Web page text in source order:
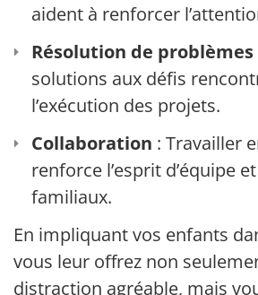
aident à renforcer
Résolution de problèmes
solutions aux défis
l’exécution des projets.
Collaboration : Travailler
renforce l’esprit d’équipe
familiaux.
En impliquant vos enfants
vous leur offrez non
distraction agréable, mais